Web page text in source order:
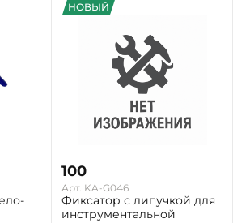
НОВЫЙ
100
Арт. KA-G046
Фиксатор с липучкой для
инструментальной